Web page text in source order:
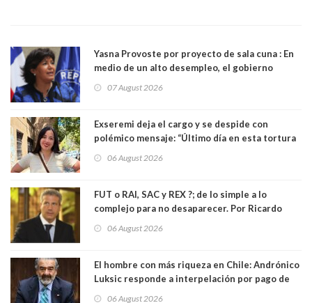
Yasna Provoste por proyecto de sala cuna : En
medio de un alto desempleo, el gobierno
07 August 2026
Exseremi deja el cargo y se despide con
polémico mensaje: “Último día en esta tortura
06 August 2026
FUT o RAI, SAC y REX ?; de lo simple a lo
complejo para no desaparecer. Por Ricardo
06 August 2026
El hombre con más riqueza en Chile: Andrónico
Luksic responde a interpelación por pago de
06 August 2026